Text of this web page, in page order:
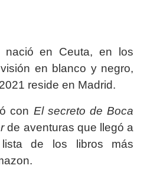
nació en Ceuta, en los
en blanco y negro,
reside en Madrid.
con El secreto de Boca
de aventuras que llegó a
de los libros más